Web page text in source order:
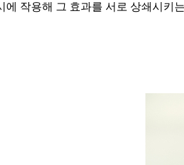
에 작용해 그 효과를 서로 상쇄시